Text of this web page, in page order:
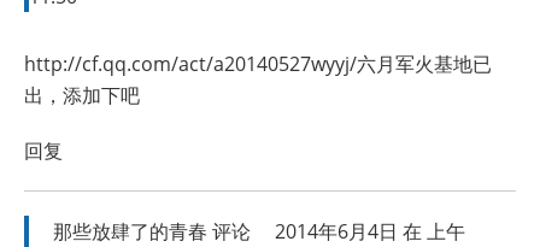
http://cf.qq.com/act/a20140527wyyj/六月军火基地已
出，添加下吧
回复
那些放肆了的青春 评论
2014年6月4日 在 上午